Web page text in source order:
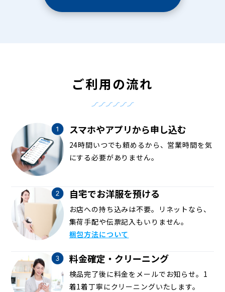
ご利用の流れ
スマホやアプリから申し込む
24時間いつでも頼めるから、営業時間を気
にする必要がありません。
自宅でお洋服を預ける
お店への持ち込みは不要。リネットなら、
集荷手配や伝票記入もいりません。
梱包方法について
料金確定・クリーニング
検品完了後に料金をメールでお知らせ。1
着1着丁寧にクリーニングいたします。